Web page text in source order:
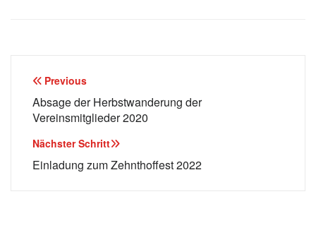
Beitragsnavigation
Previous
Absage der Herbstwanderung der
Vereinsmitglieder 2020
Nächster Schritt
Einladung zum Zehnthoffest 2022